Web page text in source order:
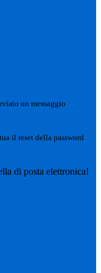
un messaggio
il reset della password
di posta elettronica!